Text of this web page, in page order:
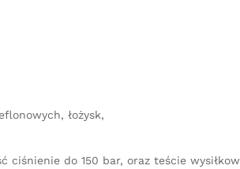
łożysk,
ciśnienie do 150 bar, oraz teście